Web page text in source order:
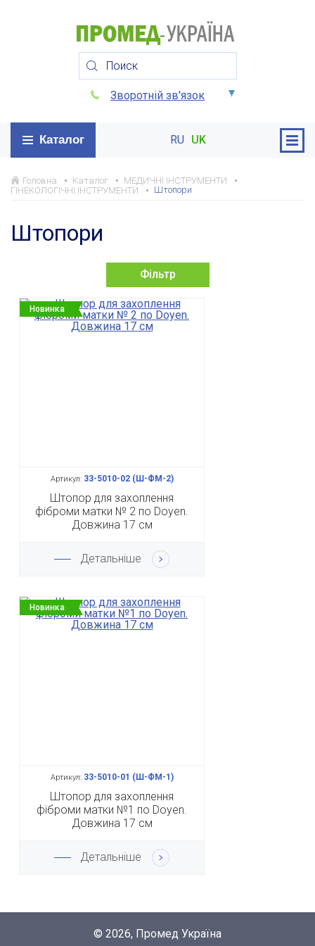
Зворотній зв'язок
Каталог RU UK
Головна Каталог
МЕДИЧНІ ІНСТРУМЕНТИ
ГІНЕКОЛОГІЧНІ ІНСТРУМЕНТИ
Штопори
Штопори
Фільтр
Новинка
Артикул:33-5010-02 (Ш-ФМ-2)
Штопор для захоплення
фіброми матки № 2 по Doyen.
Довжина 17 см
Детальніше
Новинка
Артикул:33-5010-01 (Ш-ФМ-1)
Штопор для захоплення
фіброми матки №1 по Doyen.
Довжина 17 см
Детальніше
© 2026, Промед Україна